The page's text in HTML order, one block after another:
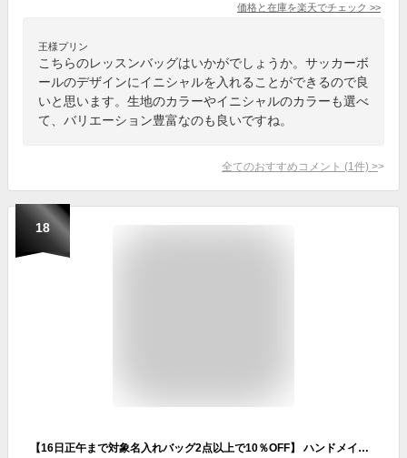
価格と在庫を楽天でチェック >>
王様プリン
こちらのレッスンバッグはいかがでしょうか。サッカーボ
ールのデザインにイニシャルを入れることができるので良
いと思います。生地のカラーやイニシャルのカラーも選べ
て、バリエーション豊富なのも良いですね。
全てのおすすめコメント (1 件) >
18
【16日正午まで対象名入れバッグ2点以上で10％OFF】 ハンドメイド 名入れ レッスンバッグ マチ付き ( Mサイズ 40 × 30 ) イニシャル デザイン ( ラプンツェル プリンセス リボン / くすみ カラー ) | 女の子 レッスン 絵本 レッスンバック 手提